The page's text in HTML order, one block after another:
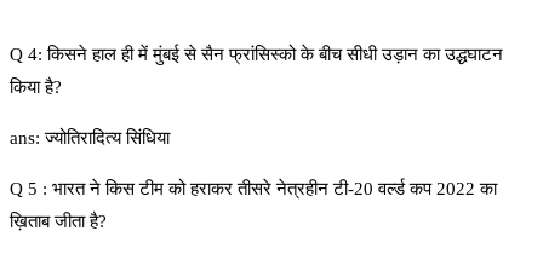
Q 4: किसने हाल ही में मुंबई से सैन फ्रांसिस्को के बीच सीधी उड़ान का उद्धघाटन
किया है?
ans: ज्योतिरादित्य सिंधिया
Q 5 : भारत ने किस टीम को हराकर तीसरे नेत्रहीन टी-20 वर्ल्ड कप 2022 का
ख़िताब जीता है?